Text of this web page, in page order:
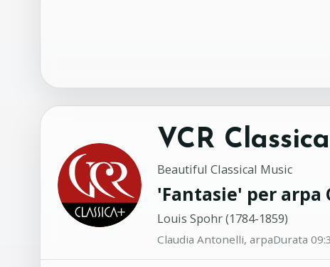
VCR
Beautiful Classical Music
'Fantasie' per arpa
Louis Spohr (1784-1859)
Claudia Antonelli, arpaDurata